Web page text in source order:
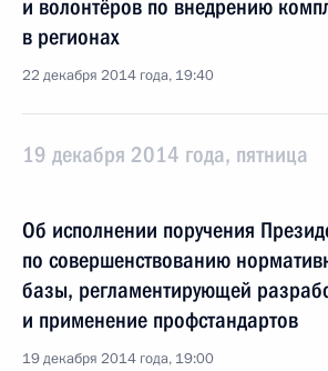
и волонтёров по внедрению
в регионах
22 декабря 2014 года, 19:40
19 декабря 2014 года, пятница
Об исполнении поручения
по совершенствованию
базы, регламентирующей
и применение профстандартов
19 декабря 2014 года, 19:00